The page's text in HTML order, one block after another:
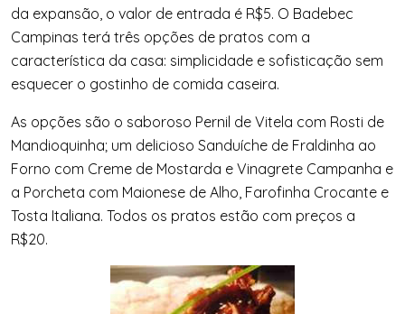
da expansão, o valor de entrada é R$5. O Badebec
Campinas terá três opções de pratos com a
característica da casa: simplicidade e sofisticação sem
esquecer o gostinho de comida caseira.
As opções são o saboroso Pernil de Vitela com Rosti de
Mandioquinha; um delicioso Sanduíche de Fraldinha ao
Forno com Creme de Mostarda e Vinagrete Campanha e
a Porcheta com Maionese de Alho, Farofinha Crocante e
Tosta Italiana. Todos os pratos estão com preços a
R$20.